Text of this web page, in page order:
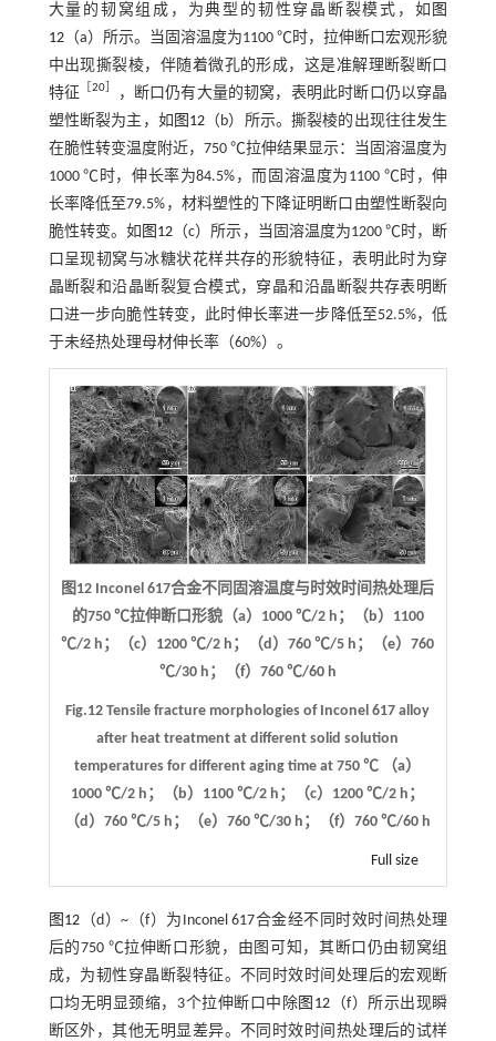
大量的韧窝组成，为典型的韧性穿晶断裂模式，如 图
12（a）所示。当固溶温度为1100 ℃时，拉伸断口宏观形貌
中出现撕裂棱，伴随着微孔的形成，这是准解理断裂断口
特征 ［20］
，断口仍有大量的韧窝，表明此时断口仍以穿晶
塑性断裂为主，如 图12（b）所示。撕裂棱的出现往往发生
在脆性转变温度附近，750 ℃拉伸结果显示：当固溶温度为
1000 ℃时，伸长率为84.5%，而固溶温度为1100 ℃时，伸
长率降低至79.5%，材料塑性的下降证明断口由塑性断裂向
脆性转变。如 图12 （c）所示，当固溶温度为1200 ℃时，断
口呈现韧窝与冰糖状花样共存的形貌特征，表明此时为穿
晶断裂和沿晶断裂复合模式，穿晶和沿晶断裂共存表明断
口进一步向脆性转变，此时伸长率进一步降低至52.5%，低
于未经热处理母材伸长率（60%）。
图12 Inconel 617合金不同固溶温度与时效时间热处理后
的750 ℃拉伸断口形貌（a）1000 ℃/2 h；（b）1100
℃/2 h；（c）1200 ℃/2 h；（d）760 ℃/5 h；（e）760
℃/30 h；（f）760 ℃/60 h
Fig.12 Tensile fracture morphologies of Inconel 617 alloy
after heat treatment at different solid solution
temperatures for different aging time at 750 ℃ （a）
1000 ℃/2 h；（b）1100 ℃/2 h；（c）1200 ℃/2 h；
（d）760 ℃/5 h；（e）760 ℃/30 h；（f）760 ℃/60 h
Full size
图12 （d）~（f）为Inconel 617合金经不同时效时间热处理
后的750 ℃拉伸断口形貌，由图可知，其断口仍由韧窝组
成，为韧性穿晶断裂特征。不同时效时间处理后的宏观断
口均无明显颈缩，3个拉伸断口中除图12 （f）所示出现瞬
断区外，其他无明显差异。不同时效时间热处理后的试样